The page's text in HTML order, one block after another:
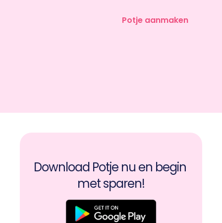
Potje aanmaken
Download Potje nu en begin
met sparen!